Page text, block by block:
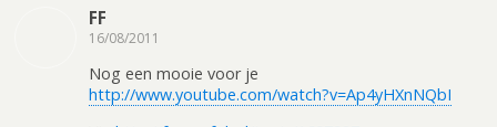
FF
16/08/2011
Nog een mooie voor je
http://www.youtube.com/watch?v=Ap4yHXnNQbI